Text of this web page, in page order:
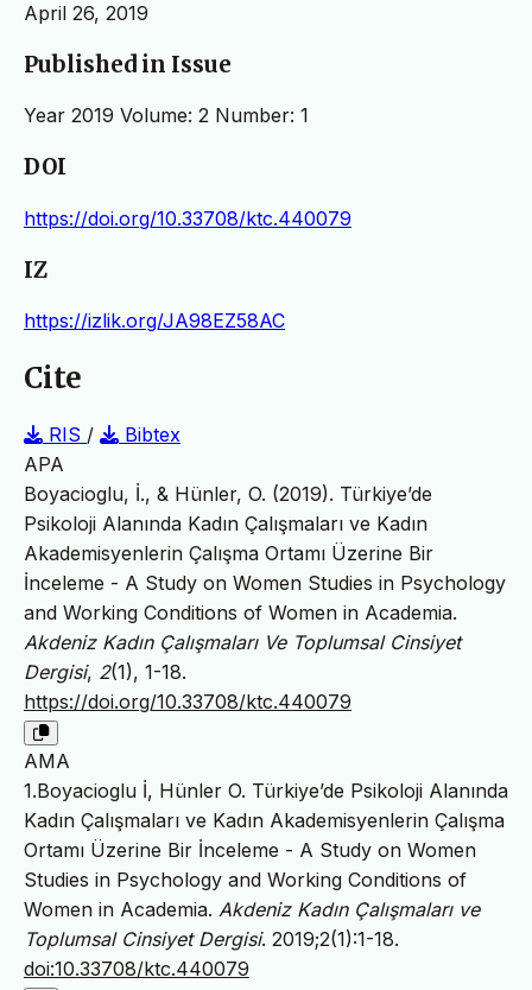
April 26, 2019
Published in Issue
Year 2019 Volume: 2 Number: 1
DOI
https://doi.org/10.33708/ktc.440079
IZ
https://izlik.org/JA98EZ58AC
Cite
RIS /
Bibtex
APA
Boyacioglu, İ., & Hünler, O. (2019). Türkiye’de
Psikoloji Alanında Kadın Çalışmaları ve Kadın
Akademisyenlerin Çalışma Ortamı Üzerine Bir
İnceleme - A Study on Women Studies in Psychology
and Working Conditions of Women in Academia.
Akdeniz Kadın Çalışmaları Ve Toplumsal Cinsiyet
Dergisi, 2(1), 1-18.
https://doi.org/10.33708/ktc.440079
AMA
1.Boyacioglu İ, Hünler O. Türkiye’de Psikoloji Alanında
Kadın Çalışmaları ve Kadın Akademisyenlerin Çalışma
Ortamı Üzerine Bir İnceleme - A Study on Women
Studies in Psychology and Working Conditions of
Women in Academia. Akdeniz Kadın Çalışmaları ve
Toplumsal Cinsiyet Dergisi. 2019;2(1):1-18.
doi:10.33708/ktc.440079